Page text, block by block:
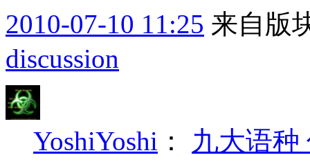
2010-07-10 11:25 来自版
discussion
YoshiYoshi ： 九大语种